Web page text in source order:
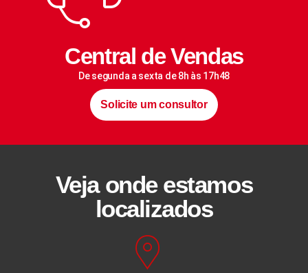
Central de Vendas
De segunda a sexta de 8h às 17h48
Solicite um consultor
Veja onde estamos
localizados